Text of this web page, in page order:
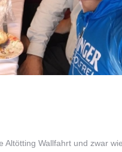
Altötting Wallfahrt und zwar